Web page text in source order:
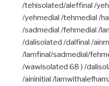
/tehisolated/aleffinal /
/yehmedial /tehmedial /
/sadmedial /fehmedial /
/dalisolated /dalfinal /
/lamfinal/sadmedial/
/wawisolated 68 ) /
/aininitial /